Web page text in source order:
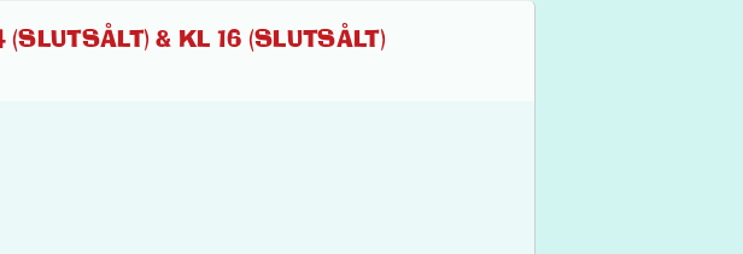
& KL 16 (SLUTSÅLT)